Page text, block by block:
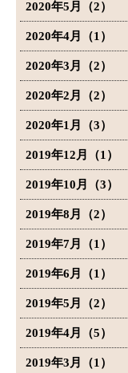
2020年5月（2）
2020年4月（1）
2020年3月（2）
2020年2月（2）
2020年1月（3）
2019年12月（1）
2019年10月（3）
2019年8月（2）
2019年7月（1）
2019年6月（1）
2019年5月（2）
2019年4月（5）
2019年3月（1）